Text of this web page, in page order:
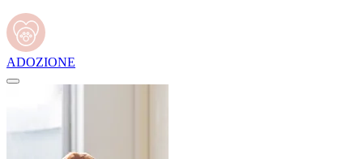
ADOZIONE